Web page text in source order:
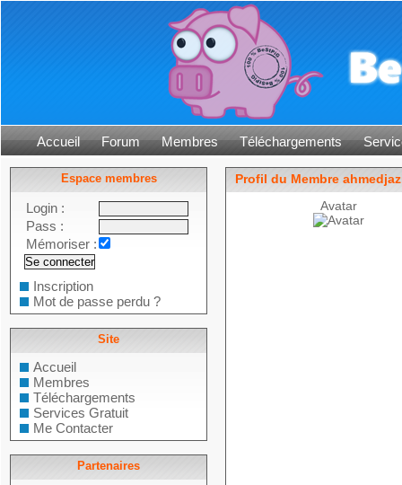
Accueil Forum Membres Téléchargements
Espace membres
Login :
Pass :
Mémoriser :
Inscription
Mot de passe perdu ?
Site
Accueil
Membres
Téléchargements
Services Gratuit
Me Contacter
Partenaires
Profil du Membre
Avatar